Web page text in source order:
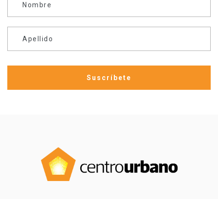
Nombre
Apellido